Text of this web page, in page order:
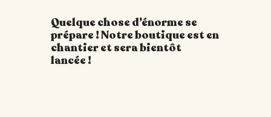
Quelque chose d’énorme se
prépare ! Notre boutique est en
chantier et sera bientôt
lancée !